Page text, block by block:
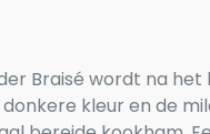
Braisé wordt na
kleur en de